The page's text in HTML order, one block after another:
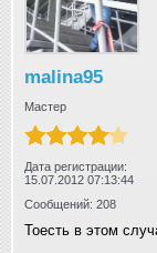
malina95
Мастер
Дата регистрации:
15.07.2012 07:13:44
Сообщений: 208
Тоесть в этом